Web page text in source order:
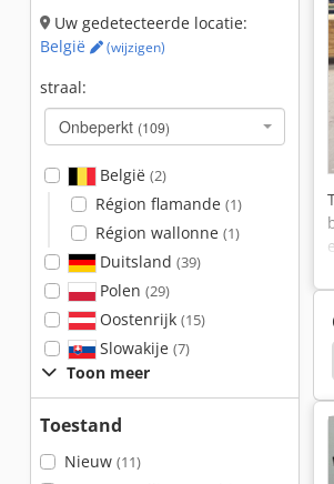
Uw gedetecteerde locatie:
België
(wijzigen)
straal:
Onbeperkt (109)
België (2)
Région flamande (1)
Région wallonne (1)
Duitsland (39)
Polen (29)
Oostenrijk (15)
Slowakije (7)
Toon meer
Toestand
Nieuw (11)
Weiss Ws 220G Kubota Kx36-2A